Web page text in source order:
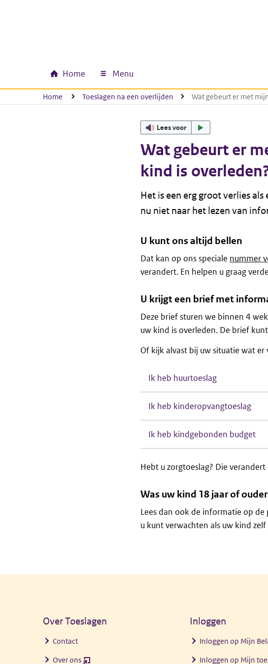
Hoofdnavigatie
Home Menu
U bevindt zich hier:
Home Toeslagen na een overlijden Wat gebeurt er met
Lees voor
Wat gebeurt er
kind is
Het is een erg groot verlies
nu niet naar het lezen van
U kunt ons altijd bellen
Dat kan op ons speciale nummer
verandert. En helpen u graag
U krijgt een brief met
Deze brief sturen we binnen 4
uw kind is overleden. De brief
Of kijk alvast bij uw situatie wat er
Ik heb huurtoeslag
Ik heb kinderopvangtoeslag
Ik heb kindgebonden budget
Hebt u zorgtoeslag? Die
Was uw kind 18 jaar of
Lees dan ook de informatie op de
u kunt verwachten als uw kind
Over Toeslagen
Contact
Over ons (opent
Inloggen
Inloggen op Mijn
Inloggen op Mijn